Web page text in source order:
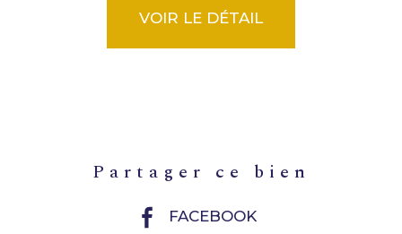
VOIR LE DÉTAIL
partager ce bien
FACEBOOK